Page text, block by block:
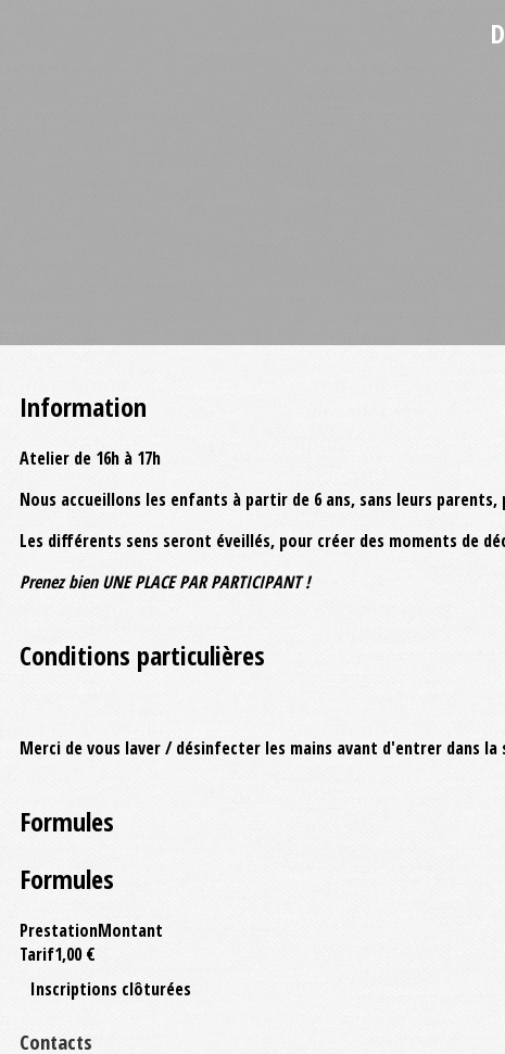
Information
Atelier de 16h à 17h
Nous accueillons les enfants à partir de 6 ans, sans leurs
Les différents sens seront éveillés, pour créer des moments de
Prenez bien UNE PLACE PAR PARTICIPANT !
Conditions particulières
Merci de vous laver / désinfecter les mains avant d'entrer dans la
Formules
Formules
PrestationMontant
Tarif1,00 €
Inscriptions clôturées
Contacts